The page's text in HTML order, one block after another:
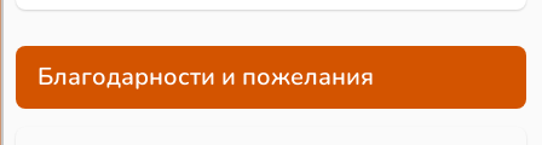
Благодарности и пожелания